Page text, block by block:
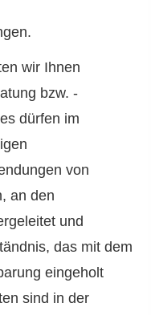
wir Ihnen
bzw. -
dürfen im
von
an den
und
das mit dem
eingeholt
sind in der